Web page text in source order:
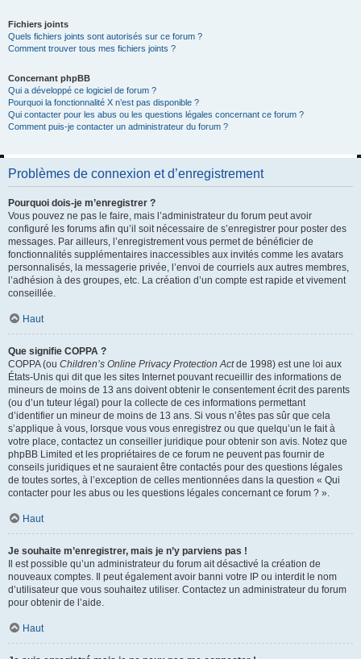
Fichiers joints
Quels fichiers joints sont autorisés sur ce forum ?
Comment trouver tous mes fichiers joints ?
Concernant phpBB
Qui a développé ce logiciel de forum ?
Pourquoi la fonctionnalité X n’est pas disponible ?
Qui contacter pour les abus ou les questions légales concernant ce forum ?
Comment puis-je contacter un administrateur du forum ?
Problèmes de connexion et d’enregistrement
Pourquoi dois-je m’enregistrer ?
Vous pouvez ne pas le faire, mais l’administrateur du forum peut avoir
configuré les forums afin qu’il soit nécessaire de s’enregistrer pour poster des
messages. Par ailleurs, l’enregistrement vous permet de bénéficier de
fonctionnalités supplémentaires inaccessibles aux invités comme les avatars
personnalisés, la messagerie privée, l’envoi de courriels aux autres membres,
l’adhésion à des groupes, etc. La création d’un compte est rapide et vivement
conseillée.
Haut
Que signifie COPPA ?
COPPA (ou Children’s Online Privacy Protection Actde 1998) est une loi aux
États-Unis qui dit que les sites Internet pouvant recueillir des informations de
mineurs de moins de 13 ans doivent obtenir le consentement écrit des parents
(ou d’un tuteur légal) pour la collecte de ces informations permettant
d’identifier un mineur de moins de 13 ans. Si vous n’êtes pas sûr que cela
s’applique à vous, lorsque vous vous enregistrez ou que quelqu’un le fait à
votre place, contactez un conseiller juridique pour obtenir son avis. Notez que
phpBB Limited et les propriétaires de ce forum ne peuvent pas fournir de
conseils juridiques et ne sauraient être contactés pour des questions légales
de toutes sortes, à l’exception de celles mentionnées dans la question « Qui
contacter pour les abus ou les questions légales concernant ce forum ? ».
Haut
Je souhaite m’enregistrer, mais je n’y parviens pas !
Il est possible qu’un administrateur du forum ait désactivé la création de
nouveaux comptes. Il peut également avoir banni votre IP ou interdit le nom
d’utilisateur que vous souhaitez utiliser. Contactez un administrateur du forum
pour obtenir de l’aide.
Haut